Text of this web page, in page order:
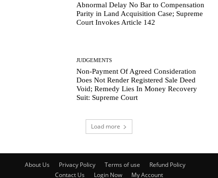
Abnormal Delay No Bar to Compensation
Parity in Land Acquisition Case; Supreme
Court Invokes Article 142
JUDGEMENTS
Non-Payment Of Agreed Consideration
Does Not Render Registered Sale Deed
Void; Remedy Lies In Money Recovery
Suit: Supreme Court
Load more
About Us Privacy Policy Terms of use
Refund Policy
Contact Us
Login Now My Account